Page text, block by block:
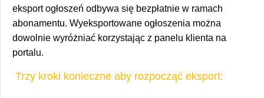
eksport ogłoszeń odbywa się bezpłatnie w ramach
abonamentu. Wyeksportowane ogłoszenia można
dowolnie wyróżniać korzystając z panelu klienta na
portalu.
Trzy kroki konieczne aby rozpocząć eksport: